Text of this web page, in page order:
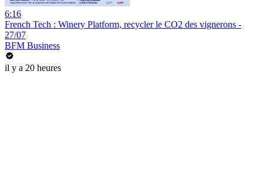
6:16
French Tech : Winery Platform, recycler le CO2 des vignerons -
27/07
BFM Business
il y a 20 heures